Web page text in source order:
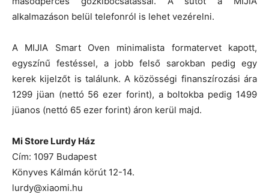
alkalmazáson belül telefonról is lehet vezérelni.
A MIJIA Smart Oven minimalista formatervet kapott,
egyszínű festéssel, a jobb felső sarokban pedig egy
kerek kijelzőt is találunk. A közösségi finanszírozási ára
1299 jüan (nettó 56 ezer forint), a boltokba pedig 1499
jüanos (nettó 65 ezer forint) áron kerül majd.
Mi Store Lurdy Ház
Cím: 1097 Budapest
Könyves Kálmán körút 12-14.
lurdy@xiaomi.hu